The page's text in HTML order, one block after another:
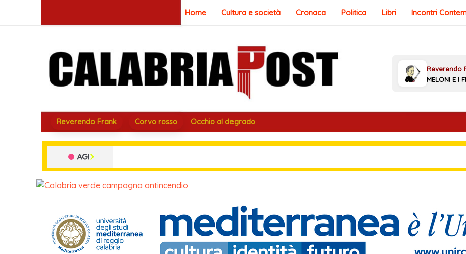
Home Cultura e società Cronaca Politica Libri Incontri
Reverendo Frank Corvo rosso Occhio al degrado